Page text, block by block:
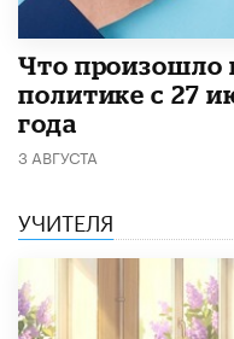
​Что произошло
политике с 27
года
3 АВГУСТА
УЧИТЕЛЯ